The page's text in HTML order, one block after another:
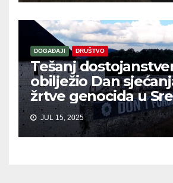
DOGAĐAJI DRUŠTVO
Tešanj
obilježio Dan
žrtve genocida u
JUL 15, 2025